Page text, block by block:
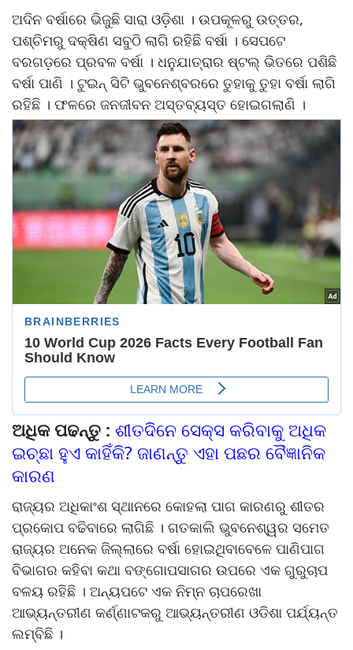
ଅଦିନ ବର୍ଷାରେ ଭିଜୁଛି ସାରା ଓଡ଼ିଶା । ଉପକୂଳରୁ ଉତ୍ତର,
ପଶ୍ଚିମରୁ ଦକ୍ଷିଣ ସବୁଠି ଲାଗି ରହିଛି ବର୍ଷା । ସେପଟେ
ବରଗଡ଼ରେ ପ୍ରବଳ ବର୍ଷା । ଧନୁଯାତ୍ରାର ଷ୍ଟଲ୍‌ ଭିତରେ ପଶିଛି
ବର୍ଷା ପାଣି । ଟୁଇନ୍ ସିଟି ଭୁବନେଶ୍ବରରେ ତୁହାକୁ ତୁହା ବର୍ଷା ଲାଗି
ରହିଛି । ଫଳରେ ଜନଜୀବନ ଅସ୍ତବ୍ୟସ୍ତ ହୋଇଗଲାଣି ।
ଅଧିକ ପଢନ୍ତୁ : ଶୀତଦିନେ ସେକ୍ସ କରିବାକୁ ଅଧିକ
ଇଚ୍ଛା ହୁଏ କାହିଁକି? ଜାଣନ୍ତୁ ଏହା ପଛର ବୈଜ୍ଞାନିକ
କାରଣ
ରାଜ୍ୟର ଅଧିକାଂଶ ସ୍ଥାନରେ କୋହଲା ପାଗ କାରଣରୁ ଶୀତର
ପ୍ରକୋପ ବଢିବାରେ ଲାଗିଛି । ଗତକାଲି ଭୁବନେଶ୍ୱର ସମେତ
ରାଜ୍ୟର ଅନେକ ଜିଲ୍ଲାରେ ବର୍ଷା ହୋଇଥିବାବେଳେ ପାଣିପାଗ
ବିଭାଗର କହିବା କଥା ବଙ୍ଗୋପସାଗର ଉପରେ ଏକ ଗୁରୁଚାପ
ବଳୟ ରହିଛି । ଅନ୍ୟପଟେ ଏକ ନିମ୍ନ ଚାପରେଖା
ଆଭ୍ୟନ୍ତରୀଣ କର୍ଣ୍ଣାଟକରୁ ଆଭ୍ୟନ୍ତରୀଣ ଓଡିଶା ପର୍ଯ୍ୟନ୍ତ
ଲମ୍ବିଛି ।